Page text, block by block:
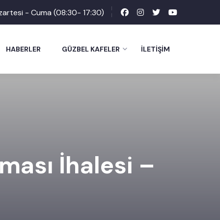
- Cuma (08:30- 17:30)
HABERLER GÜZBEL KAFELER İLETIŞIM
İhalesi –